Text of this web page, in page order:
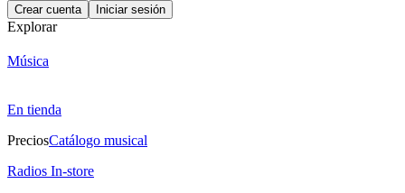
Crear cuenta Iniciar sesión
Explorar
Música
En tienda
PreciosCatálogo musical
Radios In-store